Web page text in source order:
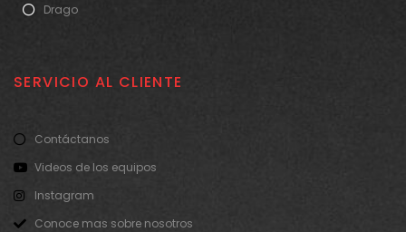
Drago
SERVICIO AL CLIENTE
Contáctanos
Videos de los equipos
Instagram
Conoce mas sobre nosotros